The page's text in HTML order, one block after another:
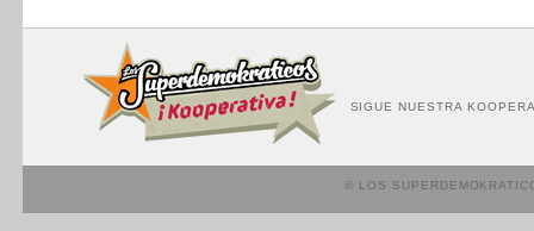
SIGUE NUESTRA
© LOS